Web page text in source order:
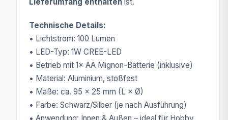
Technische Details:
• Lichtstrom: 100 Lumen
• LED-Typ: 1W CREE-LED
• Betrieb mit 1× AA Mignon-Batterie (inklusive)
• Material: Aluminium, stoßfest
• Maße: ca. 95 × 25 mm (L × Ø)
• Farbe: Schwarz/Silber (je nach Ausführung)